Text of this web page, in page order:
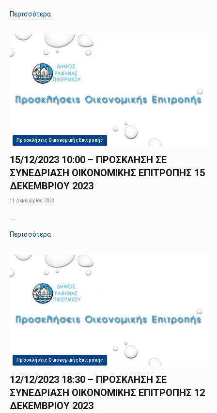
Περισσότερα
Προσκλήσεις Οικονομικής Επιτροπής
15/12/2023 10:00 – ΠΡΟΣΚΛΗΣΗ ΣΕ
ΣΥΝΕΔΡΙΑΣΗ ΟΙΚΟΝΟΜΙΚΗΣ ΕΠΙΤΡΟΠΗΣ 15
ΔΕΚΕΜΒΡΙΟΥ 2023
11 Δεκεμβρίου 2023
Περισσότερα
Προσκλήσεις Οικονομικής Επιτροπής
12/12/2023 18:30 – ΠΡΟΣΚΛΗΣΗ ΣΕ
ΣΥΝΕΔΡΙΑΣΗ ΟΙΚΟΝΟΜΙΚΗΣ ΕΠΙΤΡΟΠΗΣ 12
ΔΕΚΕΜΒΡΙΟΥ 2023